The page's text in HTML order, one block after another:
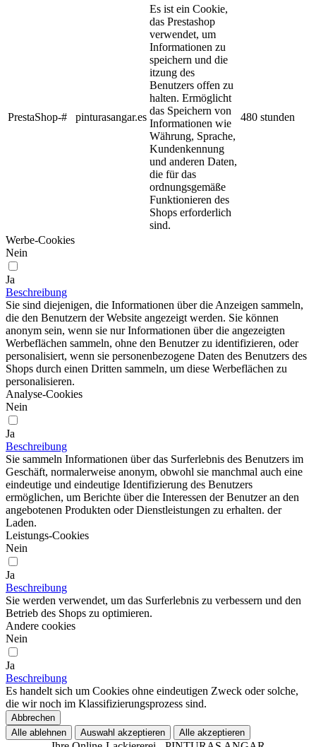
PrestaShop-# pinturasangar.es
Es ist ein Cookie,
das Prestashop
verwendet, um
Informationen zu
speichern und die
itzung des
Benutzers offen zu
halten. Ermöglicht
das Speichern von
Informationen wie
Währung, Sprache,
Kundenkennung
und anderen Daten,
die für das
ordnungsgemäße
Funktionieren des
Shops erforderlich
sind.
480 stunden
Werbe-Cookies
Nein
Ja
Beschreibung
Sie sind diejenigen, die Informationen über die Anzeigen sammeln,
die den Benutzern der Website angezeigt werden. Sie können
anonym sein, wenn sie nur Informationen über die angezeigten
Werbeflächen sammeln, ohne den Benutzer zu identifizieren, oder
personalisiert, wenn sie personenbezogene Daten des Benutzers des
Shops durch einen Dritten sammeln, um diese Werbeflächen zu
personalisieren.
Analyse-Cookies
Nein
Ja
Beschreibung
Sie sammeln Informationen über das Surferlebnis des Benutzers im
Geschäft, normalerweise anonym, obwohl sie manchmal auch eine
eindeutige und eindeutige Identifizierung des Benutzers
ermöglichen, um Berichte über die Interessen der Benutzer an den
angebotenen Produkten oder Dienstleistungen zu erhalten. der
Laden.
Leistungs-Cookies
Nein
Ja
Beschreibung
Sie werden verwendet, um das Surferlebnis zu verbessern und den
Betrieb des Shops zu optimieren.
Andere cookies
Nein
Ja
Beschreibung
Es handelt sich um Cookies ohne eindeutigen Zweck oder solche,
die wir noch im Klassifizierungsprozess sind.
Abbrechen
Alle ablehnen
Auswahl akzeptieren Alle akzeptieren